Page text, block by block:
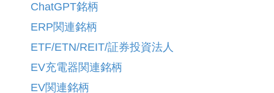
ChatGPT銘柄
ERP関連銘柄
ETF/ETN/REIT/証券投資法人
EV充電器関連銘柄
EV関連銘柄